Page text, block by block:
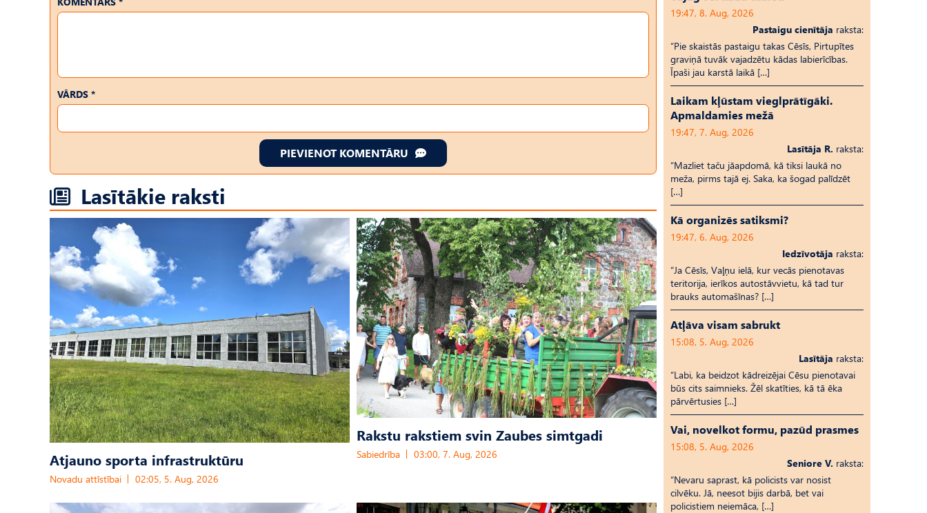
VĀRDS *
PIEVIENOT KOMENTĀRU
Lasītākie raksti
Atjauno sporta infrastruktūru
Novadu attīstībai 02:05, 5. Aug, 2026
Rakstu rakstiem svin Zaubes simtgadi
Sabiedrība 03:00, 7. Aug, 2026
19:47, 8. Aug, 2026
Pastaigu cienītāja raksta:
“Pie skaistās pastaigu takas Cēsīs, Pirtupītes
graviņā tuvāk vajadzētu kādas labierīcības.
Īpaši jau karstā laikā […]
Laikam kļūstam vieglprātīgāki.
Apmaldamies mežā
19:47, 7. Aug, 2026
Lasītāja R. raksta:
“Mazliet taču jāapdomā, kā tiksi laukā no
meža, pirms tajā ej. Saka, ka šogad palīdzēt
[…]
Kā organizēs satiksmi?
19:47, 6. Aug, 2026
Iedzīvotāja raksta:
“Ja Cēsīs, Vaļņu ielā, kur vecās pienotavas
teritorija, ierīkos autostāvvietu, kā tad tur
brauks automašīnas? […]
Atļāva visam sabrukt
15:08, 5. Aug, 2026
Lasītāja raksta:
“Labi, ka beidzot kādreizējai Cēsu pienotavai
būs cits saimnieks. Žēl skatīties, kā tā ēka
pārvērtusies […]
Vai, novelkot formu, pazūd prasmes
15:08, 5. Aug, 2026
Seniore V. raksta:
“Nevaru saprast, kā policists var nosist
cilvēku. Jā, neesot bijis darbā, bet vai
policistiem neiemāca, […]